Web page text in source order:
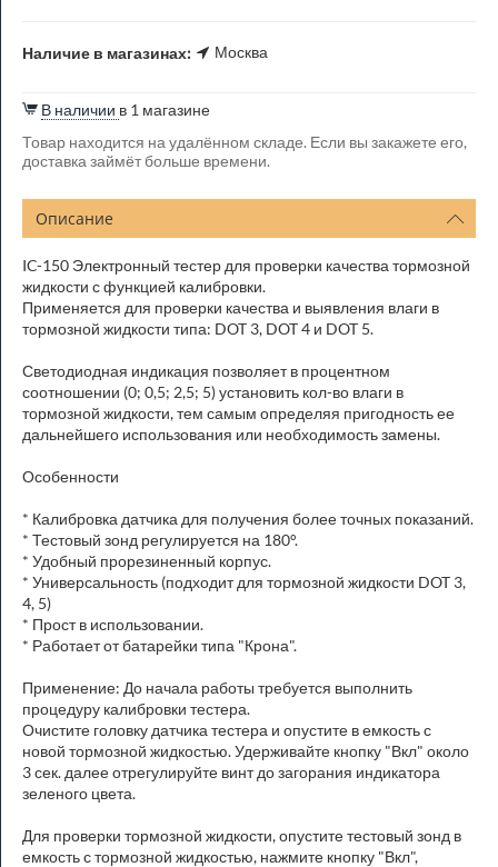
Наличие в магазинах: Москва
В наличии в 1 магазине
Товар находится на удалённом складе. Если вы закажете его,
доставка займёт больше времени.
Описание
IC-150 Электронный тестер для проверки качества тормозной
жидкости с функцией калибровки.
Применяется для проверки качества и выявления влаги в
тормозной жидкости типа: DOT 3, DOT 4 и DOT 5.
Светодиодная индикация позволяет в процентном
соотношении (0; 0,5; 2,5; 5) установить кол-во влаги в
тормозной жидкости, тем самым определяя пригодность ее
дальнейшего использования или необходимость замены.
Особенности
* Калибровка датчика для получения более точных показаний.
* Тестовый зонд регулируется на 180°.
* Удобный прорезиненный корпус.
* Универсальность (подходит для тормозной жидкости DOT 3,
4, 5)
* Прост в использовании.
* Работает от батарейки типа "Крона".
Применение: До начала работы требуется выполнить
процедуру калибровки тестера.
Очистите головку датчика тестера и опустите в емкость с
новой тормозной жидкостью. Удерживайте кнопку "Вкл" около
3 сек. далее отрегулируйте винт до загорания индикатора
зеленого цвета.
Для проверки тормозной жидкости, опустите тестовый зонд в
емкость с тормозной жидкостью, нажмите кнопку "Вкл",